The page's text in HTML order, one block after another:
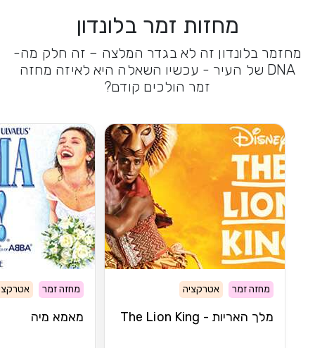
מחזות זמר בלונדון
מחזמר בלונדון זה לא בגדר המלצה – זה חלק מה-
DNA של העיר - עכשיו השאלה היא לאיזה מחזה
זמר הולכים קודם?
מחזה זמר אטרקציה
מלך האריות - The Lion King
מחזה זמר
מאמא מיה